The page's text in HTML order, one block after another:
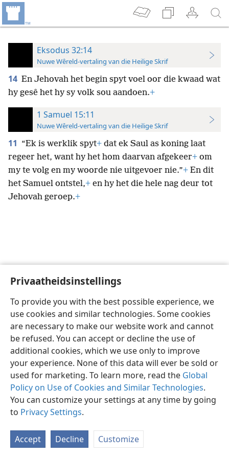
Privaatheidsinstellings
To provide you with the best possible experience, we
use cookies and similar technologies. Some cookies
are necessary to make our website work and cannot
be refused. You can accept or decline the use of
additional cookies, which we use only to improve
your experience. None of this data will ever be sold or
used for marketing. To learn more, read the Global
Policy on Use of Cookies and Similar Technologies.
You can customize your settings at any time by going
to Privacy Settings.
Accept Decline Customize
Eksodus 32:14
Nuwe Wêreld-vertaling van die Heilige Skrif
14 En Jehovah het begin spyt voel oor die kwaad wat
hy gesê het hy sy volk sou aandoen.+
1 Samuel 15:11
Nuwe Wêreld-vertaling van die Heilige Skrif
11 “Ek is werklik spyt+ dat ek Saul as koning laat
regeer het, want hy het hom daarvan afgekeer+ om
my te volg en my woorde nie uitgevoer nie.”+ En dit
het Samuel ontstel,+ en hy het die hele nag deur tot
Jehovah geroep.+
Afrikaans Voorkeure
Copyright© 2026 Watch Tower Bible and Tract Society of Pennsylvania
Privaatheidsbeleid
JW.ORG
Meld aan